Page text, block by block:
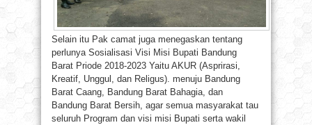
Selain itu Pak camat juga menegaskan tentang
perlunya Sosialisasi Visi Misi Bupati Bandung
Barat Priode 2018-2023 Yaitu AKUR (Asprirasi,
Kreatif, Unggul, dan Religus). menuju Bandung
Barat Caang, Bandung Barat Bahagia, dan
Bandung Barat Bersih, agar semua masyarakat tau
seluruh Program dan visi misi Bupati serta wakil